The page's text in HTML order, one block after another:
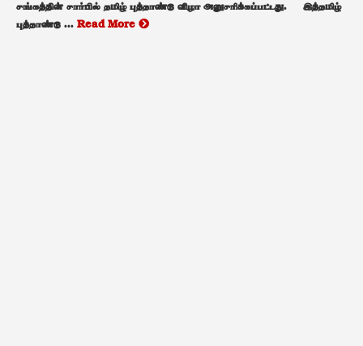
சங்கத்தின் சார்பில் தமிழ் புத்தாண்டு விழா அனுசரிக்கப்பட்டது. இத்தமிழ்
புத்தாண்டு ... Read More